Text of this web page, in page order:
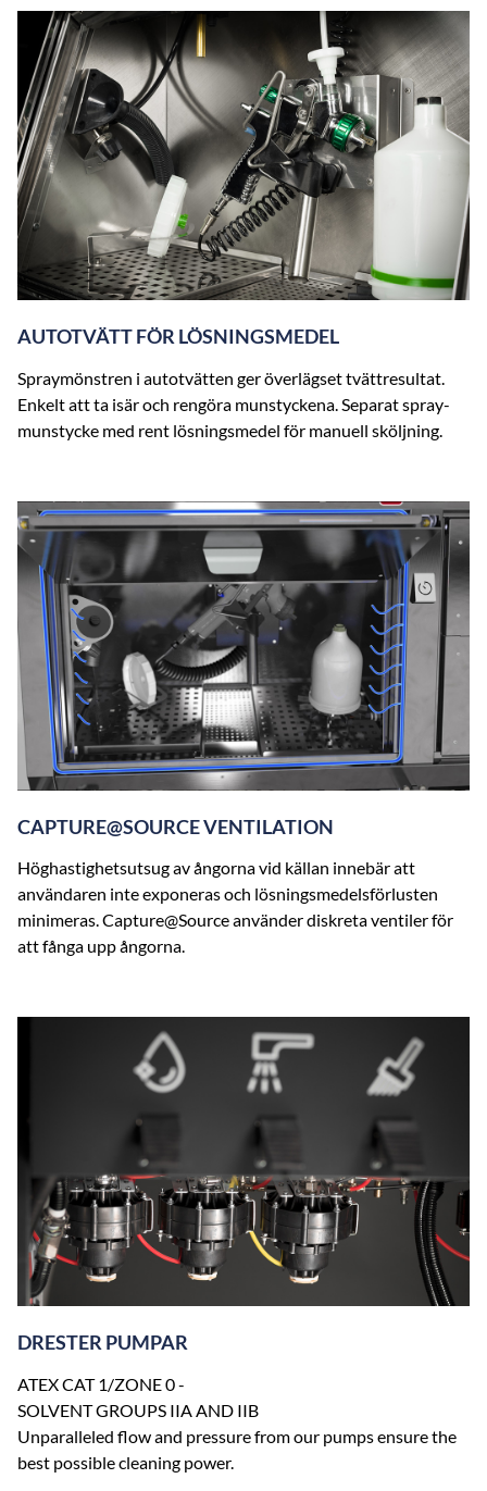
AUTOTVÄTT FÖR LÖSNINGSMEDEL
Spraymönstren i autotvätten ger överlägset tvättresultat.
Enkelt att ta isär och rengöra munstyckena. Separat spray-
munstycke med rent lösningsmedel för manuell sköljning.
CAPTURE@SOURCE VENTILATION
Höghastighetsutsug av ångorna vid källan innebär att
användaren inte exponeras och lösningsmedelsförlusten
minimeras. Capture@Source använder diskreta ventiler för
att fånga upp ångorna.
DRESTER PUMPAR
ATEX CAT 1/ZONE 0 -
SOLVENT GROUPS IIA AND IIB
Unparalleled flow and pressure from our pumps ensure the
best possible cleaning power.